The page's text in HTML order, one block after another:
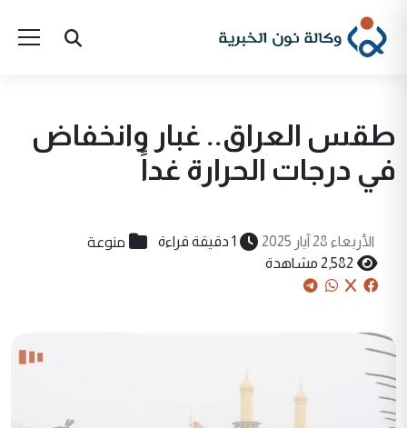
طقس العراق.. غبار وانخفاض
في درجات الحرارة غداً
الأربعاء 28 آيار 2025 1 دقيقة قراءة منوعة
2,582 مشاهدة